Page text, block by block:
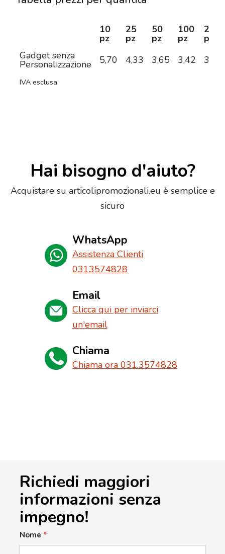
10
pz
25
pz
50
pz
100
pz
250
pz
Gadget senza
Personalizzazione 5,70 4,33 3,65 3,42 3,21
IVA esclusa
Hai bisogno d'aiuto?
Acquistare su articolipromozionali.eu è semplice e
sicuro
WhatsApp
Assistenza Clienti
0313574828
Email
Clicca qui per inviarci
un'email
Chiama
Chiama ora 031.3574828
Richiedi maggiori
informazioni senza
impegno!
Nome *